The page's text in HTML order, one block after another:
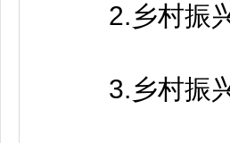
2.乡村振兴
3.乡村振兴